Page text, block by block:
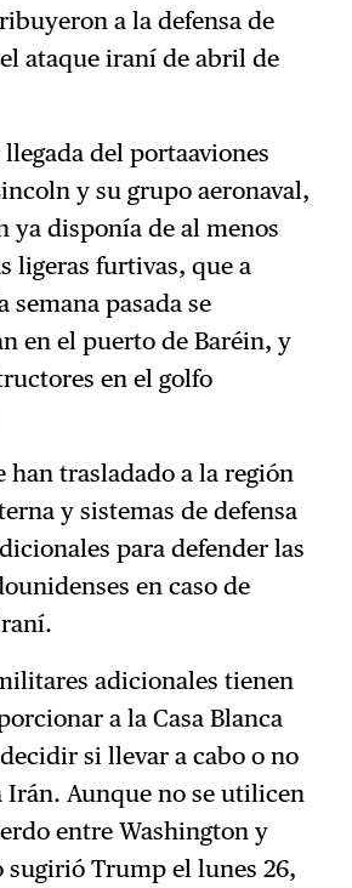
a la defensa de
ataque iraní de abril de
del portaaviones
y su grupo aeronaval,
ya disponía de al menos
ligeras furtivas, que a
semana pasada se
en el puerto de Baréin, y
en el golfo
han trasladado a la región
y sistemas de defensa
para defender las
en caso de
adicionales tienen
a la Casa Blanca
si llevar a cabo o no
Irán. Aunque no se utilicen
entre Washington y
sugirió Trump el lunes 26,